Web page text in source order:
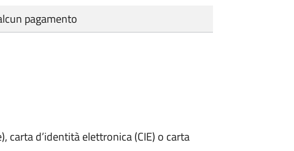
pagamento
carta d’identità elettronica (CIE) o carta